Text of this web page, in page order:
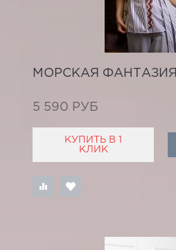
МОРСКАЯ ФАНТАЗИЯ
5 590 РУБ
КУПИТЬ В 1
КЛИК